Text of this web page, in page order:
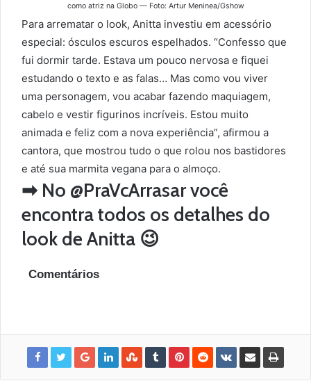
como atriz na Globo — Foto: Artur Meninea/Gshow
Para arrematar o look, Anitta investiu em acessório
especial: ósculos escuros espelhados. “Confesso que
fui dormir tarde. Estava um pouco nervosa e fiquei
estudando o texto e as falas… Mas como vou viver
uma personagem, vou acabar fazendo maquiagem,
cabelo e vestir figurinos incríveis. Estou muito
animada e feliz com a nova experiência”, afirmou a
cantora, que mostrou tudo o que rolou nos bastidores
e até sua marmita vegana para o almoço.
➡ No @PraVcArrasar você
encontra todos os detalhes do
look de Anitta 😉
Comentários